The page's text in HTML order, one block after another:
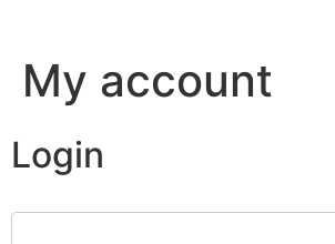
My account
Login